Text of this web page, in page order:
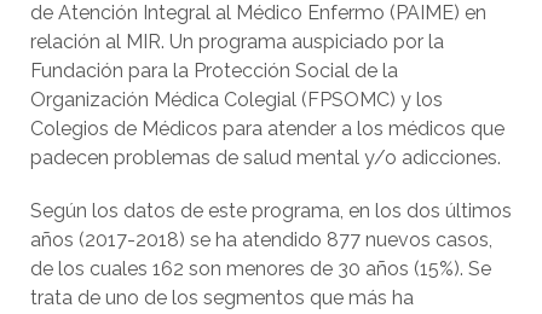
de Atención Integral al Médico Enfermo (PAIME) en
relación al MIR. Un programa auspiciado por la
Fundación para la Protección Social de la
Organización Médica Colegial (FPSOMC) y los
Colegios de Médicos para atender a los médicos que
padecen problemas de salud mental y/o adicciones.
Según los datos de este programa, en los dos últimos
años (2017-2018) se ha atendido 877 nuevos casos,
de los cuales 162 son menores de 30 años (15%). Se
trata de uno de los segmentos que más ha